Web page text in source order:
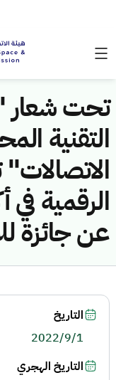
تحت شعار
التقنية
الرقمية في
عن جائزة
التاريخ
2022/9/1
التاريخ الهجري